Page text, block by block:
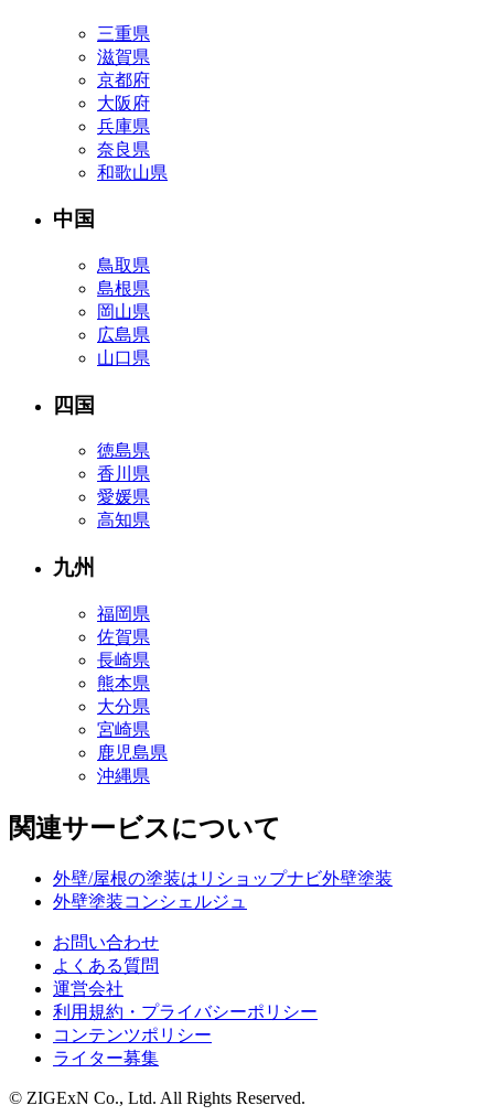
三重県
滋賀県
京都府
大阪府
兵庫県
奈良県
和歌山県
中国
鳥取県
島根県
岡山県
広島県
山口県
四国
徳島県
香川県
愛媛県
高知県
九州
福岡県
佐賀県
長崎県
熊本県
大分県
宮崎県
鹿児島県
沖縄県
関連サービスについて
外壁/屋根の塗装はリショップナビ外壁塗装
外壁塗装コンシェルジュ
お問い合わせ
よくある質問
運営会社
利用規約・プライバシーポリシー
コンテンツポリシー
ライター募集
© ZIGExN Co., Ltd. All Rights Reserved.